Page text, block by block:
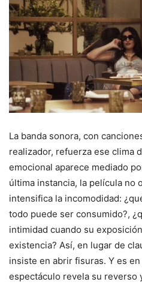
La banda sonora, con
realizador, refuerza ese clima
emocional aparece mediado
última instancia, la película no
intensifica la incomodidad:
todo puede ser consumido?,
intimidad cuando su
existencia? Así, en lugar de
insiste en abrir fisuras. Y es
espectáculo revela su reverso